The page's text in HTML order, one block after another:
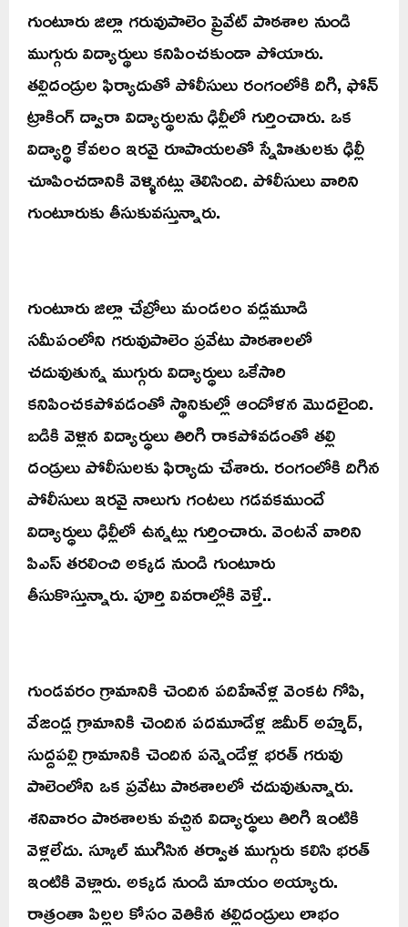
గుంటూరు జిల్లా గరువుపాలెం ప్రైవేట్ పాఠశాల నుండి
ముగ్గురు విద్యార్థులు కనిపించకుండా పోయారు.
తల్లిదండ్రుల ఫిర్యాదుతో పోలీసులు రంగంలోకి దిగి, ఫోన్
ట్రాకింగ్ ద్వారా విద్యార్థులను ఢిల్లీలో గుర్తించారు. ఒక
విద్యార్థి కేవలం ఇరవై రూపాయలతో స్నేహితులకు ఢిల్లీ
చూపించడానికి వెళ్ళినట్లు తెలిసింది. పోలీసులు వారిని
గుంటూరుకు తీసుకువస్తున్నారు.
గుంటూరు జిల్లా చేబ్రోలు మండలం వడ్లమూడి
సమీపంలోని గరువుపాలెం ప్రవేటు పాఠశాలలో
చదువుతున్న ముగ్గురు విద్యార్ధులు ఒకేసారి
కనిపించకపోవడంతో స్థానికుల్లో ఆందోళన మొదలైంది.
బడికి వెళ్లిన విద్యార్ధులు తిరిగి రాకపోవడంతో తల్లి
దండ్రులు పోలీసులకు ఫిర్యాదు చేశారు. రంగంలోకి దిగిన
పోలీసులు ఇరవై నాలుగు గంటలు గడవకముందే
విద్యార్ధులు ఢిల్లీలో ఉన్నట్లు గుర్తించారు. వెంటనే వారిని
పిఎస్ తరలించి అక్కడ నుండి గుంటూరు
తీసుకొస్తున్నారు. పూర్తి వివరాల్లోకి వెళ్తే..
గుండవరం గ్రామానికి చెందిన పదిహేనేళ్ల వెంకట గోపి,
వేజండ్ల గ్రామానికి చెందిన పదమూడేళ్ల జమీర్ అహ్మద్,
సుద్దపల్లి గ్రామానికి చెందిన పన్నెండేళ్ల భరత్ గరువు
పాలెంలోని ఒక ప్రవేటు పాఠశాలలో చదువుతున్నారు.
శనివారం పాఠశాలకు వచ్చిన విద్యార్ధులు తిరిగి ఇంటికి
వెళ్లలేదు. స్కూల్ ముగిసిన తర్వాత ముగ్గురు కలిసి భరత్
ఇంటికి వెళ్లారు. అక్కడ నుండి మాయం అయ్యారు.
రాత్రంతా పిల్లల కోసం వెతికిన తల్లిదండ్రులు లాభం